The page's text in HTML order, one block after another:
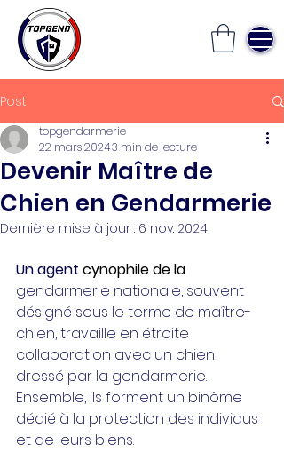
Post
Devenir Maître de
Chien en Gendarmerie
topgendarmerie
22 mars 20243 min de lecture
Dernière mise à jour : 6 nov. 2024
Un agent cynophile de la
gendarmerie nationale, souvent
désigné sous le terme de maître-
chien, travaille en étroite
collaboration avec un chien
dressé par la gendarmerie.
Ensemble, ils forment un binôme
dédié à la protection des individus
et de leurs biens.